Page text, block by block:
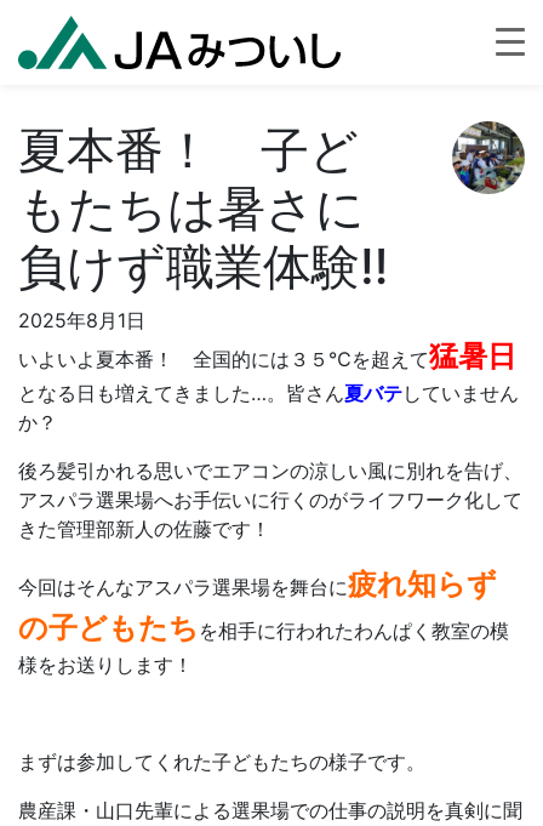
夏本番！ 子ど
もたちは暑さに
負けず職業体験‼
2025年8月1日
いよいよ夏本番！ 全国的には３５℃を超えて猛暑日
となる日も増えてきました…。皆さん夏バテしていません
か？
後ろ髪引かれる思いでエアコンの涼しい風に別れを告げ、
アスパラ選果場へお手伝いに行くのがライフワーク化して
きた管理部新人の佐藤です！
今回はそんなアスパラ選果場を舞台に疲れ知らず
の子どもたち を相手に行われたわんぱく教室の模
様をお送りします！
まずは参加してくれた子どもたちの様子です。
農産課・山口先輩による選果場での仕事の説明を真剣に聞